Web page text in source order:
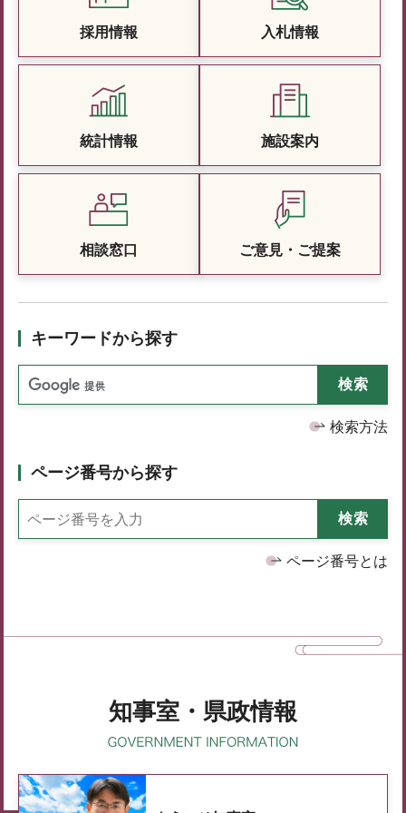
採用情報 入札情報
統計情報 施設案内
相談窓口 ご意見・ご提案
キーワードから探す
検索方法
ページ番号から探す
ページ番号とは
知事室・県政情報